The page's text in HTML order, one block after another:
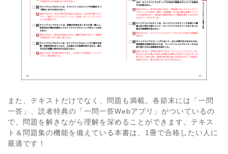
また、テキストだけでなく、問題も満載。各節末には「一問
一答」、読者特典の「一問一答Webアプリ」がついているの
で、問題を解きながら理解を深めることができます。テキス
ト＆問題集の機能を備えている本書は、1冊で合格したい人に
最適です！